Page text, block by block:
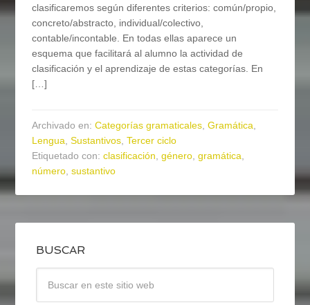
clasificaremos según diferentes criterios: común/propio,
concreto/abstracto, individual/colectivo,
contable/incontable. En todas ellas aparece un
esquema que facilitará al alumno la actividad de
clasificación y el aprendizaje de estas categorías. En
[…]
Archivado en:Categorías gramaticales,Gramática,
Lengua,Sustantivos,Tercer ciclo
Etiquetado con:clasificación,género,gramática,
número,sustantivo
BUSCAR